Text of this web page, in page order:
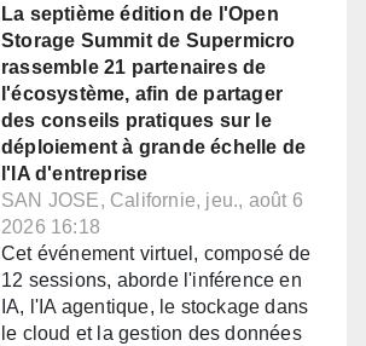
La septième édition de l'Open
Storage Summit de Supermicro
rassemble 21 partenaires de
l'écosystème, afin de partager
des conseils pratiques sur le
déploiement à grande échelle de
l'IA d'entreprise
SAN JOSE, Californie, jeu., août 6
2026 16:18
Cet événement virtuel, composé de
12 sessions, aborde l'inférence en
IA, l'IA agentique, le stockage dans
le cloud et la gestion des données